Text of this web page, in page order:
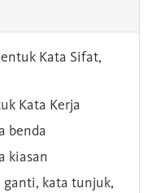
Kata Sifat,
Kata Kerja
benda
kiasan
kata tunjuk,